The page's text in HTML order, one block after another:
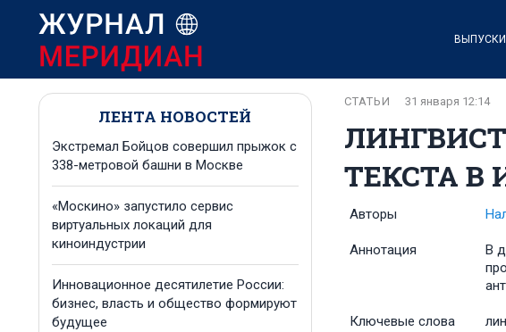
ЛЕНТА НОВОСТЕЙ
Экстремал Бойцов совершил прыжок с
338-метровой башни в Москве
«Москино» запустило сервис
виртуальных локаций для
киноиндустрии
Инновационное десятилетие России:
бизнес, власть и общество формируют
будущее
ТЕКСТА
СТАТЬИ 31 января 12:14
Авторы
Аннотация
В
Ключевые слова